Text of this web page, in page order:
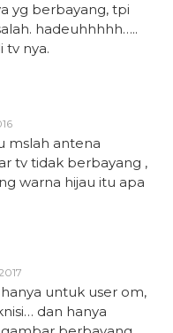
yg berbayang, tpi
hadeuhhhhh…..
tv nya.
mslah antena
tv tidak berbayang ,
warna hijau itu apa
untuk user om,
dan hanya